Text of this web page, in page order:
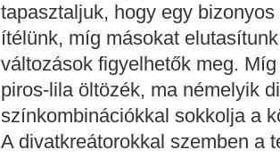
tapasztaljuk, hogy egy
ítélünk, míg másokat
változások figyelhetők meg.
piros-lila öltözék, ma némelyik
színkombinációkkal sokkolja a
A divatkreátorokkal szemben a